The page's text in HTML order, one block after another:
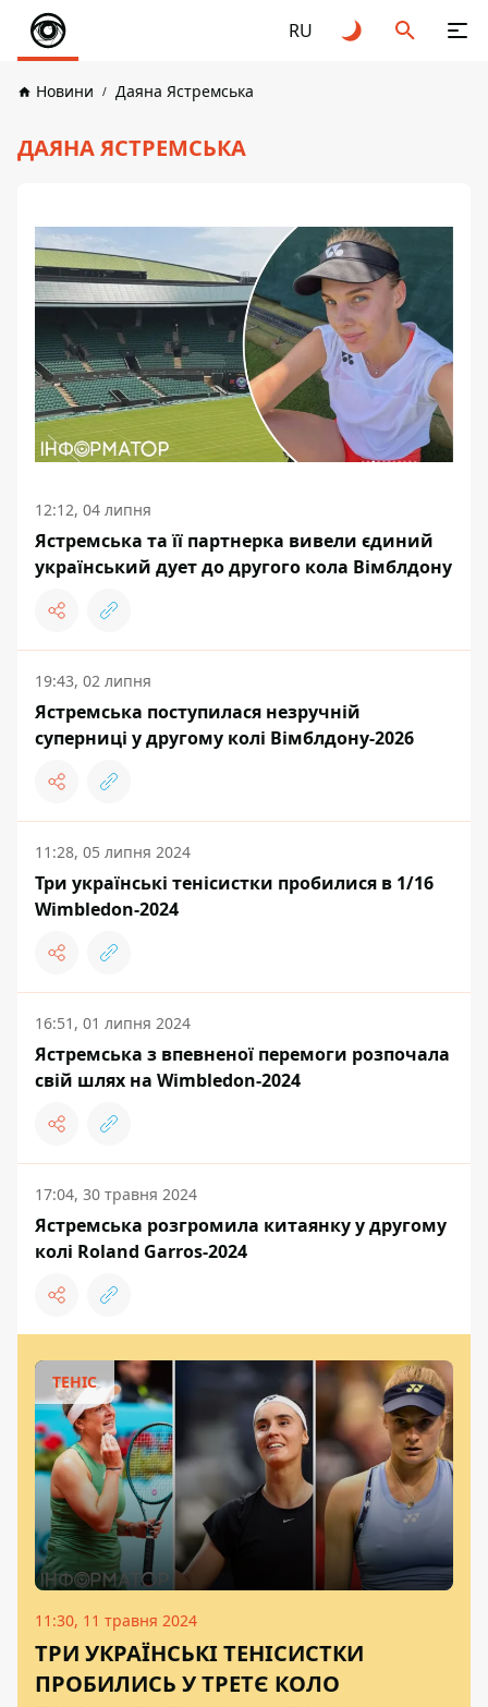
RU
Новини Даяна Ястремська
ДАЯНА ЯСТРЕМСЬКА
12:12, 04 липня
Ястремська та її партнерка вивели єдиний
український дует до другого кола Вімблдону
19:43, 02 липня
Ястремська поступилася незручній
суперниці у другому колі Вімблдону-2026
11:28, 05 липня 2024
Три українські тенісистки пробилися в 1/16
Wimbledon-2024
16:51, 01 липня 2024
Ястремська з впевненої перемоги розпочала
свій шлях на Wimbledon-2024
17:04, 30 травня 2024
Ястремська розгромила китаянку у другому
колі Roland Garros-2024
ТЕНІС
11:30, 11 травня 2024
ТРИ УКРАЇНСЬКІ ТЕНІСИСТКИ
ПРОБИЛИСЬ У ТРЕТЄ КОЛО